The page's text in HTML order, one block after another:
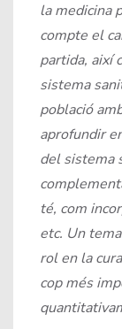
la medicina
compte el
partida, així
sistema
població
aprofundir
del sistema
té, com
etc. Un
rol en la
cop més